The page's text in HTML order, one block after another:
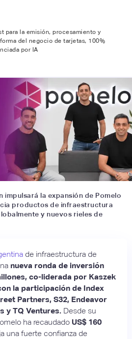
para la emisión, procesamiento y
del negocio de tarjetas, 100%
por IA
impulsará la expansión de Pomelo
productos de infraestructura
y nuevos rieles de
de infraestructura de
nueva ronda de inversión
co-liderada por Kaszek
la participación de Index
Partners, S32, Endeavor
y TQ Ventures. Desde su
ha recaudado US$ 160
una fuerte confianza de